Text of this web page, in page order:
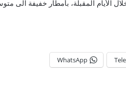
الأيام المقبلة، بأمطار خفيفة
WhatsApp